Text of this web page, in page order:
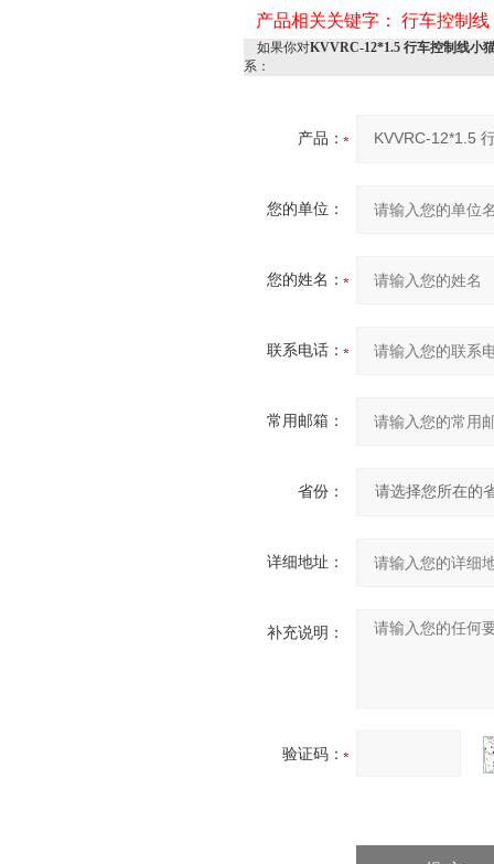
产品相关关键字： 行车控制线
如果你对KVVRC-12*1.5 行车控制线小
系：
产品：
您的单位：
您的姓名：
联系电话：
常用邮箱：
省份：
详细地址：
补充说明：
验证码：